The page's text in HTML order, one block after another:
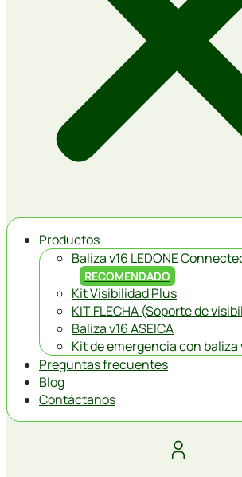
Productos
Baliza v16 LEDONE
RECOMENDADO
Kit Visibilidad Plus
KIT FLECHA (Soporte de
Baliza v16 ASEICA
Kit de emergencia con baliza
Preguntas frecuentes
Blog
Contáctanos